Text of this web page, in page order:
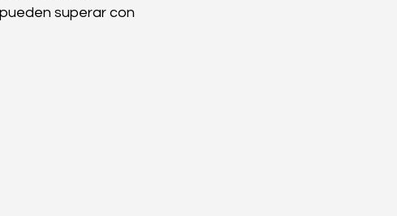
superar con